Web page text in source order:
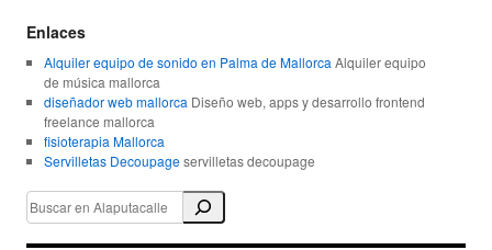
Enlaces
Alquiler equipo de sonido en Palma de Mallorca Alquiler equipo
de música mallorca
diseñador web mallorca Diseño web, apps y desarrollo frontend
freelance mallorca
fisioterapia Mallorca
Servilletas Decoupageservilletas decoupage